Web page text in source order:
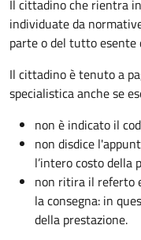
Il cittadino che rientra
individuate da
parte o del tutto esente
Il cittadino è tenuto a
specialistica anche se
non è indicato il
non disdice
l’intero costo della
non ritira il referto
la consegna: in
della prestazione.